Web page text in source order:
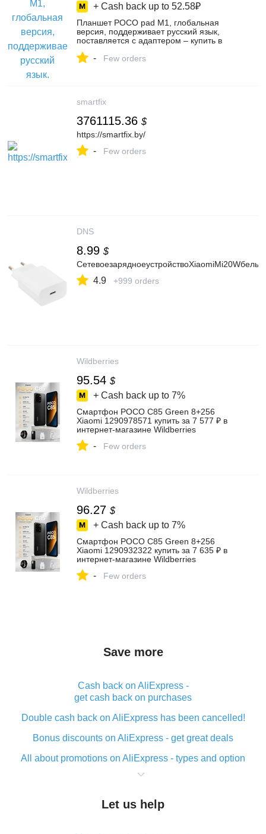
+ Cash back up to 52.58₽
Планшет POCO pad M1, глобальная
версия, поддерживает русский язык,
поставляется с адаптером – купить в
Яндекс Маркете, 5701268388
- Few orders
smartfix
3761115.36 $
https://smartfix.by/
- Few orders
DNS
8.99 $
СетевоезарядноеустройствоXiaomiMi20Wбелый
4.9 +999 orders
Wildberries
95.54 $
+ Cash back up to 7%
Смартфон POCO C85 Green 8+256
Xiaomi 1290978571 купить за 7 577 ₽ в
интернет‑магазине Wildberries
- Few orders
Wildberries
96.27 $
+ Cash back up to 7%
Смартфон POCO C85 Green 8+256
Xiaomi 1290932322 купить за 7 635 ₽ в
интернет‑магазине Wildberries
- Few orders
Save more
Cash back on AliExpress -
get cash back on purchases
Double cash back on AliExpress has been cancelled!
Bonus discounts on AliExpress - get great deals
All about promotions on AliExpress - types and option
What is cash back when making purchases on
The best place to download cash back for AliExpress
Let us help